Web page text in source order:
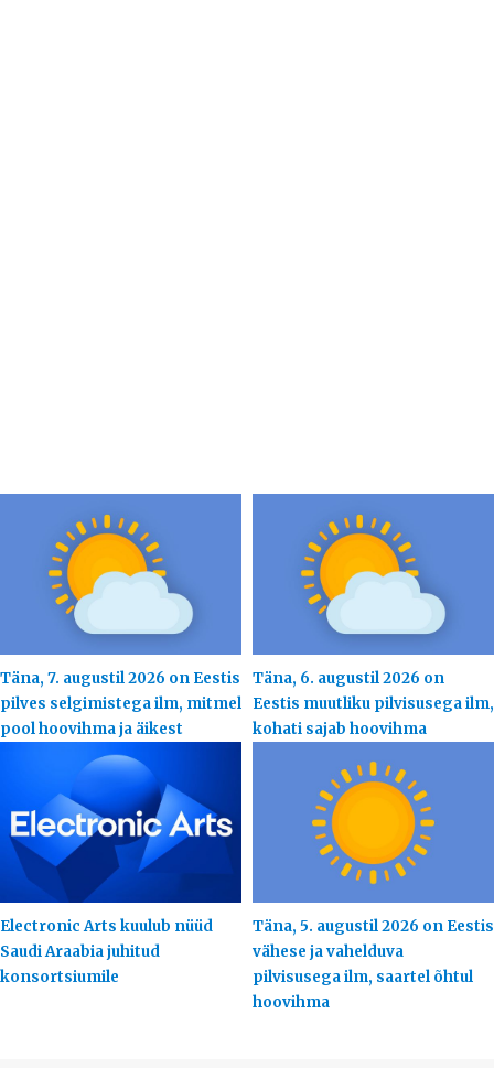
Täna, 7. augustil 2026 on Eestis
pilves selgimistega ilm, mitmel
pool hoovihma ja äikest
Täna, 6. augustil 2026 on
Eestis muutliku pilvisusega ilm,
kohati sajab hoovihma
Electronic Arts kuulub nüüd
Saudi Araabia juhitud
konsortsiumile
Täna, 5. augustil 2026 on Eestis
vähese ja vahelduva
pilvisusega ilm, saartel õhtul
hoovihma